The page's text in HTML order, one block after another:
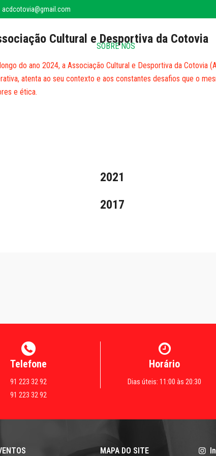
acdcotovia@gmail.com
INICIO SOBRE NÓS DESPORTO
de Atividades e Contas 2024
Cultural e Desportiva da Cotovia
do ano 2024, a Associação Cultural e Desportiva da Cotovia
atenta ao seu contexto e aos constantes desafios que o
e ética.
2021
2017
Telefone
91 223 32 92
91 223 32 92
Horário
Dias úteis: 11:00 às 20:30
MAPA DO SITE